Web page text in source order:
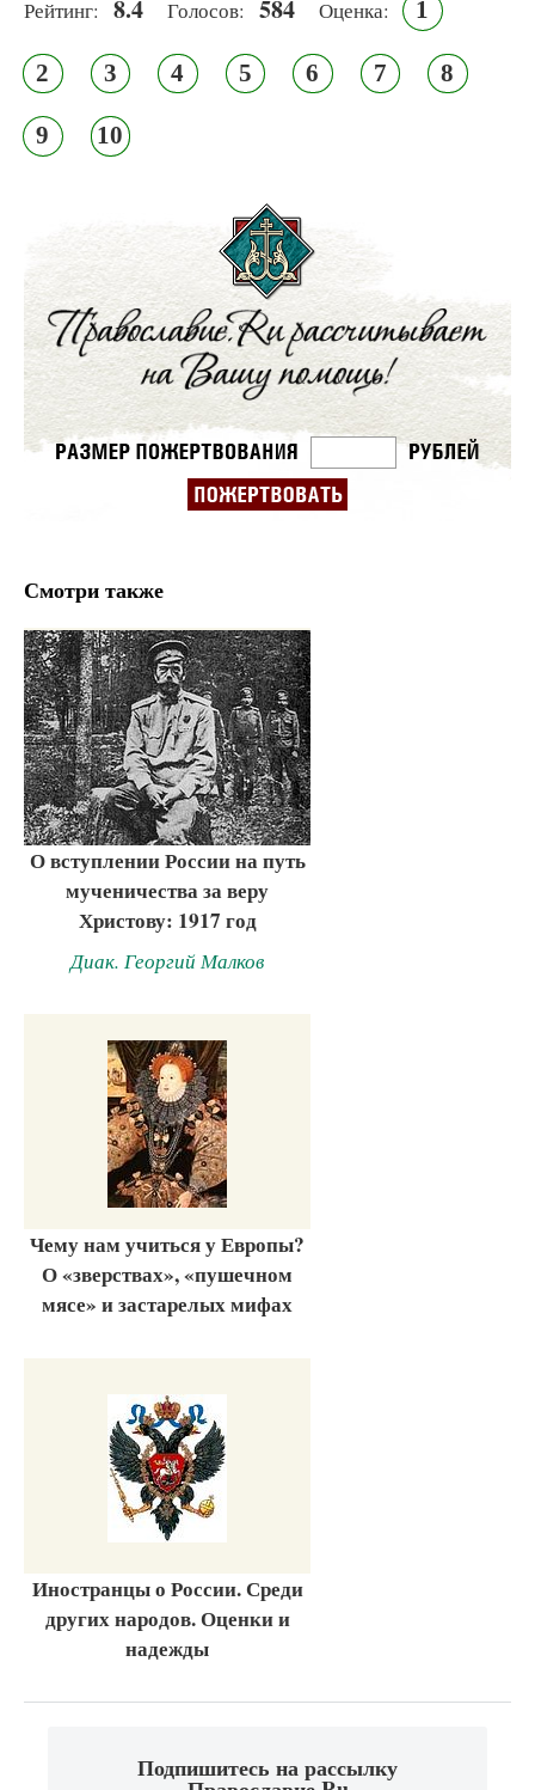
Рейтинг: 8.4 Голосов: 584 Оценка: 1
2 3 4 5 6 7 8
9 10
Смотри также
О вступлении России на путь
мученичества за веру
Христову: 1917 год
Диак. Георгий Малков
Чему нам учиться у Европы?
О «зверствах», «пушечном
мясе» и застарелых мифах
Иностранцы о России. Среди
других народов. Оценки и
надежды
Подпишитесь на рассылку